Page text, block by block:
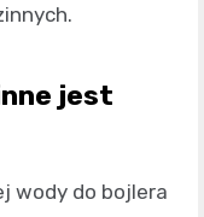
jest
wody do bojlera